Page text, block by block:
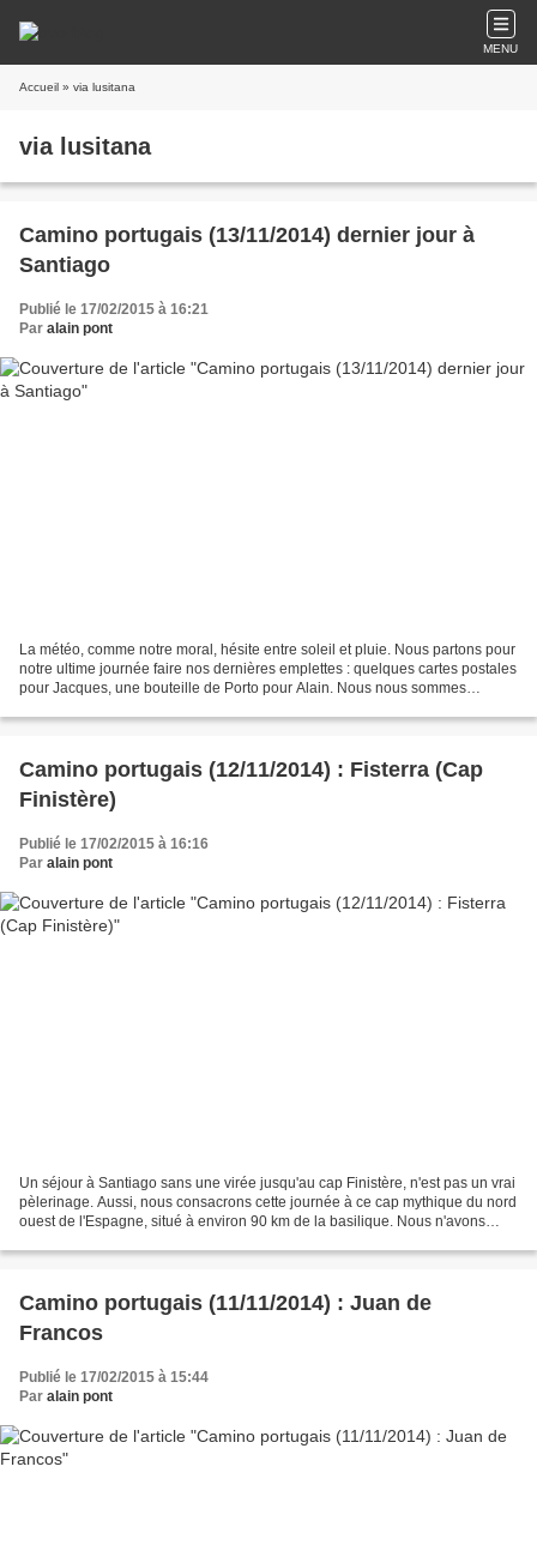
MENU
Accueil » via lusitana
via lusitana
Camino portugais (13/11/2014) dernier jour à
Santiago
Publié le 17/02/2015 à 16:21
Par alain pont
La météo, comme notre moral, hésite entre soleil et pluie. Nous partons pour
notre ultime journée faire nos dernières emplettes : quelques cartes postales
pour Jacques, une bouteille de Porto pour Alain. Nous nous sommes
Camino portugais (12/11/2014) : Fisterra (Cap
Finistère)
Publié le 17/02/2015 à 16:16
Par alain pont
Un séjour à Santiago sans une virée jusqu'au cap Finistère, n'est pas un vrai
pèlerinage. Aussi, nous consacrons cette journée à ce cap mythique du nord
ouest de l'Espagne, situé à environ 90 km de la basilique. Nous n'avons
Camino portugais (11/11/2014) : Juan de
Francos
Publié le 17/02/2015 à 15:44
Par alain pont